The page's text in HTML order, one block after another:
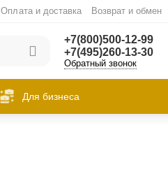
Оплата и доставка Возврат и обмен
+7(800)500-12-99
+7(495)260-13-30
Обратный звонок
Для бизнеса